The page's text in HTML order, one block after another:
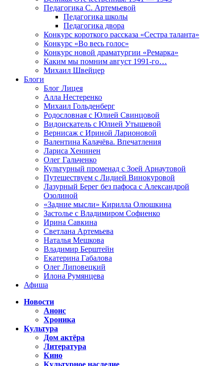
Педагогика С. Артемьевой
Педагогика школы
Педагогика двора
Конкурс короткого рассказа «Сестра таланта»
Конкурс «Во весь голос»
Конкурс новой драматургии «Ремарка»
Каким мы помним август 1991-го…
Михаил Швейцер
Блоги
Блог Лицея
Алла Нестеренко
Михаил Гольденберг
Родословная с Юлией Свинцовой
Видоискатель с Юлией Утышевой
Вернисаж с Ириной Ларионовой
Валентина Калачёва. Впечатления
Лариса Хенинен
Олег Гальченко
Культурный променад с Зоей Арнаутовой
Путешествуем с Лидией Винокуровой
Лазурный Берег без пафоса с Александрой
Озолиной
«Задние мысли» Кирилла Олюшкина
Застолье с Владимиром Софиенко
Ирина Савкина
Светлана Артемьева
Наталья Мешкова
Владимир Берштейн
Екатерина Габалова
Олег Липовецкий
Илона Румянцева
Афиша
Новости
Анонс
Хроника
Культура
Дом актёра
Литература
Кино